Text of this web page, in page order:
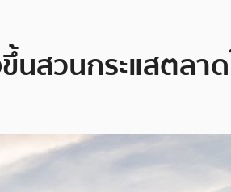
สวนกระแสตลา